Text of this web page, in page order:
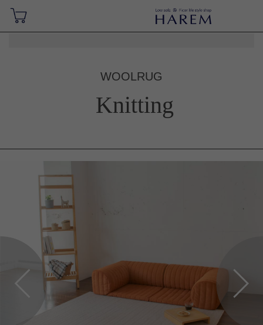
WOOLRUG
Knitting